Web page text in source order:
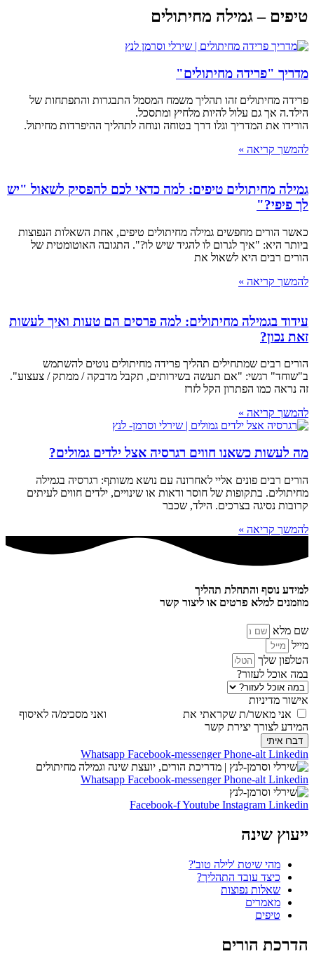
טיפים – גמילה מחיתולים
מדריך "פרידה מחיתולים"
פרידה מחיתולים זהו תהליך משמח המסמל התבגרות והתפתחות של
הילד.ה אך גם עלול להיות מלחיץ ומתסכל.
הורידו את המדריך וגלו דרך בטוחה ונוחה לתהליך ההיפרדות מחיתול.
להמשך קריאה »
גמילה מחיתולים טיפים: למה כדאי לכם להפסיק לשאול "יש
לך פיפי?"
כאשר הורים מחפשים גמילה מחיתולים טיפים, אחת השאלות הנפוצות
ביותר היא: "איך לגרום לו להגיד שיש לו?". התגובה האוטומטית של
הורים רבים היא לשאול את
להמשך קריאה »
עידוד בגמילה מחיתולים: למה פרסים הם טעות ואיך לעשות
זאת נכון?
הורים רבים שמתחילים תהליך פרידה מחיתולים נוטים להשתמש
ב"שוחד" רגשי: "אם תעשה בשירותים, תקבל מדבקה / ממתק / צעצוע".
זה נראה כמו הפתרון הקל לזרז
להמשך קריאה »
מה לעשות כשאנו חווים רגרסיה אצל ילדים גמולים?
הורים רבים פונים אליי לאחרונה עם נושא משותף: רגרסיה בגמילה
מחיתולים. בתקופות של חוסר ודאות או שינויים, ילדים חווים לעיתים
קרובות נסיגה בצרכים. הילד, שכבר
להמשך קריאה »
למידע נוסף והתחלת תהליך
מוזמנים למלא פרטים או ליצור קשר
שם מלא
מייל
הטלפון שלך
במה אוכל לעזור?
אישור מדיניות
אני מאשר/ת שקראתי את
ואני מסכימ/ה לאיסוף
המידע לצורך יצירת קשר
דברו איתי
Whatsapp Facebook-messenger Phone-alt Linkedin
Whatsapp Facebook-messenger Phone-alt Linkedin
Facebook-fYoutube Instagram Linkedin
ייעוץ שינה
מהי שיטת 'לילה טוב'?
כיצד עובד התהליך?
שאלות נפוצות
מאמרים
טיפים
הדרכת הורים